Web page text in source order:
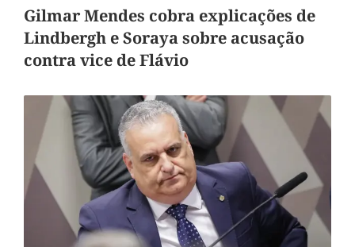
Gilmar Mendes cobra explicações de
Lindbergh e Soraya sobre acusação
contra vice de Flávio